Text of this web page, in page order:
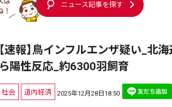
ニュース記事を探す
【速報】鳥インフルエンザ疑い_北
ら陽性反応_約6300羽飼育
社会 道内経済 2025年12月28日18:50